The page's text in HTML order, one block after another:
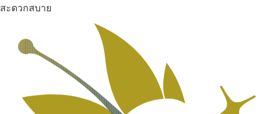
สะดวกสบาย